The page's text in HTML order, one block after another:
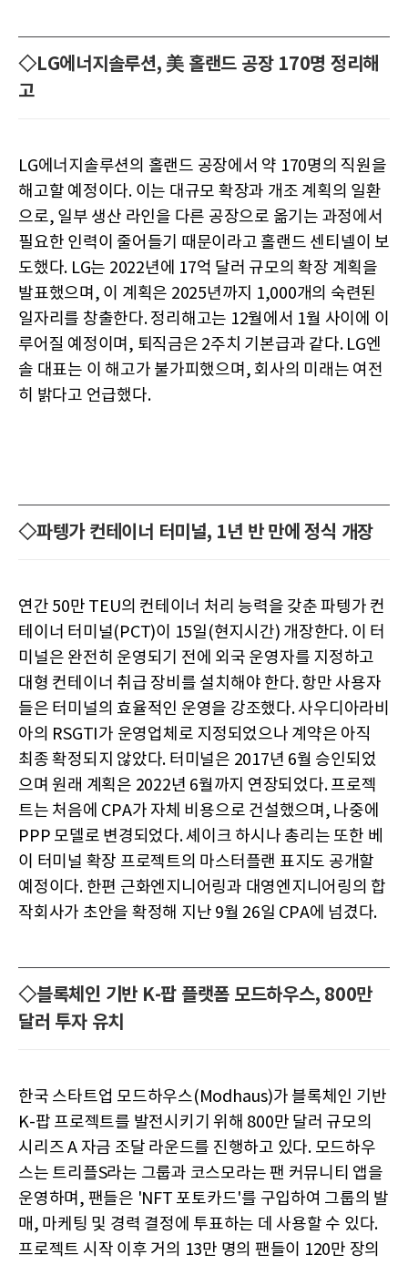
◇LG에너지솔루션, 美 홀랜드 공장 170명 정리해
고
LG에너지솔루션의 홀랜드 공장에서 약 170명의 직원을
해고할 예정이다. 이는 대규모 확장과 개조 계획의 일환
으로, 일부 생산 라인을 다른 공장으로 옮기는 과정에서
필요한 인력이 줄어들기 때문이라고 홀랜드 센티넬이 보
도했다. LG는 2022년에 17억 달러 규모의 확장 계획을
발표했으며, 이 계획은 2025년까지 1,000개의 숙련된
일자리를 창출한다. 정리해고는 12월에서 1월 사이에 이
루어질 예정이며, 퇴직금은 2주치 기본급과 같다. LG엔
솔 대표는 이 해고가 불가피했으며, 회사의 미래는 여전
히 밝다고 언급했다.
◇파텡가 컨테이너 터미널, 1년 반 만에 정식 개장
연간 50만 TEU의 컨테이너 처리 능력을 갖춘 파텡가 컨
테이너 터미널(PCT)이 15일(현지시간) 개장한다. 이 터
미널은 완전히 운영되기 전에 외국 운영자를 지정하고
대형 컨테이너 취급 장비를 설치해야 한다. 항만 사용자
들은 터미널의 효율적인 운영을 강조했다. 사우디아라비
아의 RSGTI가 운영업체로 지정되었으나 계약은 아직
최종 확정되지 않았다. 터미널은 2017년 6월 승인되었
으며 원래 계획은 2022년 6월까지 연장되었다. 프로젝
트는 처음에 CPA가 자체 비용으로 건설했으며, 나중에
PPP 모델로 변경되었다. 셰이크 하시나 총리는 또한 베
이 터미널 확장 프로젝트의 마스터플랜 표지도 공개할
예정이다. 한편 근화엔지니어링과 대영엔지니어링의 합
작회사가 초안을 확정해 지난 9월 26일 CPA에 넘겼다.
◇블록체인 기반 K-팝 플랫폼 모드하우스, 800만
달러 투자 유치
한국 스타트업 모드하우스(Modhaus)가 블록체인 기반
K-팝 프로젝트를 발전시키기 위해 800만 달러 규모의
시리즈 A 자금 조달 라운드를 진행하고 있다. 모드하우
스는 트리플S라는 그룹과 코스모라는 팬 커뮤니티 앱을
운영하며, 팬들은 'NFT 포토카드'를 구입하여 그룹의 발
매, 마케팅 및 경력 결정에 투표하는 데 사용할 수 있다.
프로젝트 시작 이후 거의 13만 명의 팬들이 120만 장의